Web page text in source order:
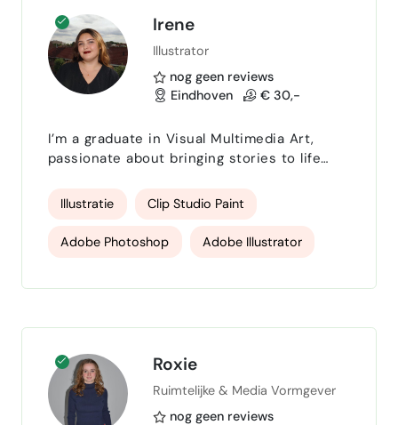
Adobe After EffectsIrene
Illustrator
nog geen reviews
Eindhoven
€ 30,-
I’m a graduate in Visual Multimedia Art,
passionate about bringing stories to life
feminist and self-discovery themes with a
whimsical feel. I am skilled in traditional
mediums, such as ink, paint, and pens, as
well as digital art, where I utilise Clip Studio
InDesign. I am looking for an opportunity as
Illustratie Clip Studio Paint
Adobe Photoshop Adobe Illustrator
Roxie
Ruimtelijke & Media Vormgever
nog geen reviews